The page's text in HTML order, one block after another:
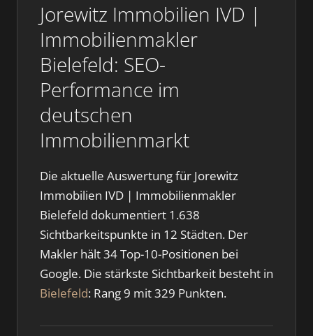
Jorewitz Immobilien IVD |
Immobilienmakler
Bielefeld: SEO-
Performance im
deutschen
Immobilienmarkt
Die aktuelle Auswertung für Jorewitz
Immobilien IVD | Immobilienmakler
Bielefeld dokumentiert 1.638
Sichtbarkeitspunkte in 12 Städten. Der
Makler hält 34 Top-10-Positionen bei
Google. Die stärkste Sichtbarkeit besteht in
Bielefeld: Rang 9 mit 329 Punkten.